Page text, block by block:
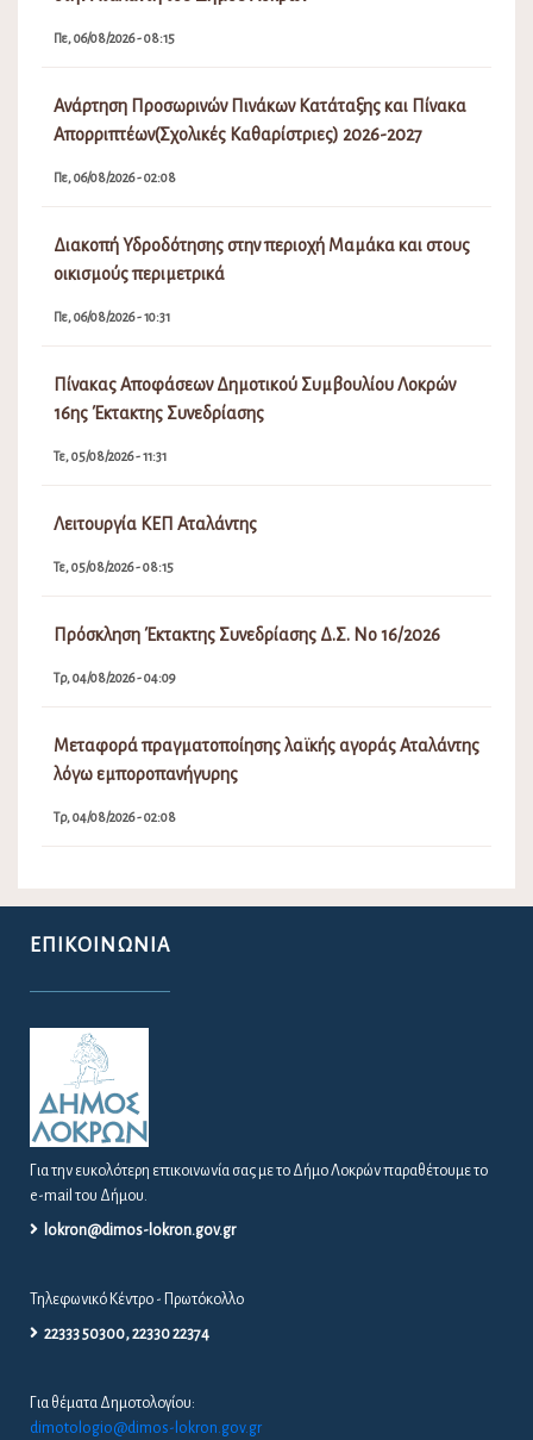
Πε, 06/08/2026 - 08:15
Ανάρτηση Προσωρινών Πινάκων Κατάταξης και Πίνακα
Απορριπτέων(Σχολικές Καθαρίστριες) 2026-2027
Πε, 06/08/2026 - 02:08
Διακοπή Υδροδότησης στην περιοχή Μαμάκα και στους
οικισμούς περιμετρικά
Πε, 06/08/2026 - 10:31
Πίνακας Αποφάσεων Δημοτικού Συμβουλίου Λοκρών
16ης Έκτακτης Συνεδρίασης
Τε, 05/08/2026 - 11:31
Λειτουργία ΚΕΠ Αταλάντης
Τε, 05/08/2026 - 08:15
Πρόσκληση Έκτακτης Συνεδρίασης Δ.Σ. Νο 16/2026
Τρ, 04/08/2026 - 04:09
Μεταφορά πραγματοποίησης λαϊκής αγοράς Αταλάντης
λόγω εμποροπανήγυρης
Τρ, 04/08/2026 - 02:08
ΕΠΙΚΟΙΝΩΝΊΑ
Για την ευκολότερη επικοινωνία σας με το Δήμο Λοκρών παραθέτουμε το
e-mail του Δήμου.
lokron@dimos-lokron.gov.gr
Τηλεφωνικό Κέντρο - Πρωτόκολλο
22333 50300, 22330 22374
Για θέματα Δημοτολογίου:
dimotologio@dimos-lokron.gov.gr